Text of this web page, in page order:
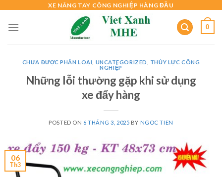
content
XE NÂNG TAY CÔNG NGHIỆP HÀNG ĐẦU
0
CHƯA ĐƯỢC PHÂN LOẠI UNCATEGORIZED
THỦY LỰC CÔNG
NGHIỆP
Những lỗi thường gặp khi sử dụng
xe đẩy hàng
POSTED ON 6 THÁNG 3, 2025 BY NGOC TIEN
06
Th3